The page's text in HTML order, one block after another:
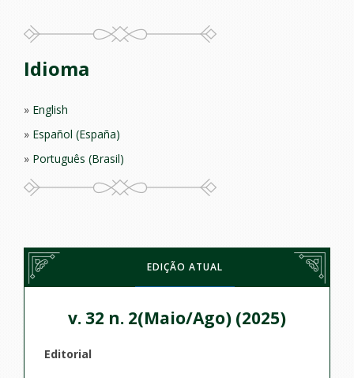
EDIÇÃO ATUAL
v. 32 n. 2(Maio/Ago) (2025)
Editorial
Idioma
English
Español (España)
Português (Brasil)